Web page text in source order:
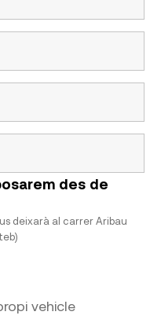
des de
vehicle
deixarà al carrer Aribau